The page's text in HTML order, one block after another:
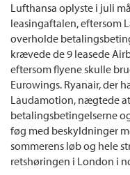
Lufthansa oplyste i juli
leasingaftalen, eftersom
overholde
krævede de 9 leasede
eftersom flyene skulle
Eurowings. Ryanair, der
Laudamotion, nægtede
betalingsbetingelserne
føg med beskyldninger
sommerens løb og hele
retshøringen i London i